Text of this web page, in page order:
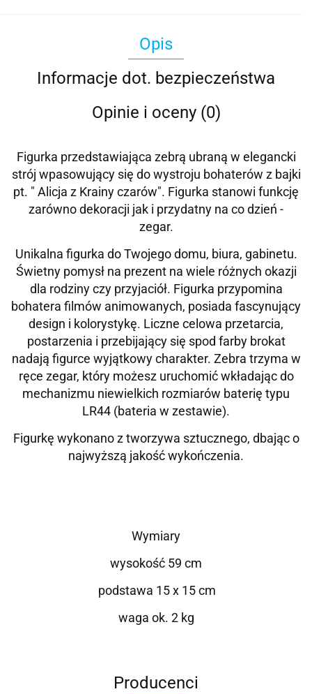
Opis
Informacje dot. bezpieczeństwa
Opinie i oceny (0)
Figurka przedstawiająca zebrą ubraną w elegancki
strój wpasowujący się do wystroju bohaterów z bajki
pt. " Alicja z Krainy czarów". Figurka stanowi funkcję
zarówno dekoracji jak i przydatny na co dzień -
zegar.
Unikalna figurka do Twojego domu, biura, gabinetu.
Świetny pomysł na prezent na wiele różnych okazji
dla rodziny czy przyjaciół. Figurka przypomina
bohatera filmów animowanych, posiada fascynujący
design i kolorystykę. Liczne celowa przetarcia,
postarzenia i przebijający się spod farby brokat
nadają figurce wyjątkowy charakter. Zebra trzyma w
ręce zegar, który możesz uruchomić wkładając do
mechanizmu niewielkich rozmiarów baterię typu
LR44 (bateria w zestawie).
Figurkę wykonano z tworzywa sztucznego, dbając o
najwyższą jakość wykończenia.
Wymiary
wysokość 59 cm
podstawa 15 x 15 cm
waga ok. 2 kg
Producenci